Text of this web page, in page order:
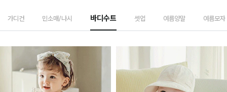
가디건 민소매/나시 바디수트 셋업 여름양말 여름모자